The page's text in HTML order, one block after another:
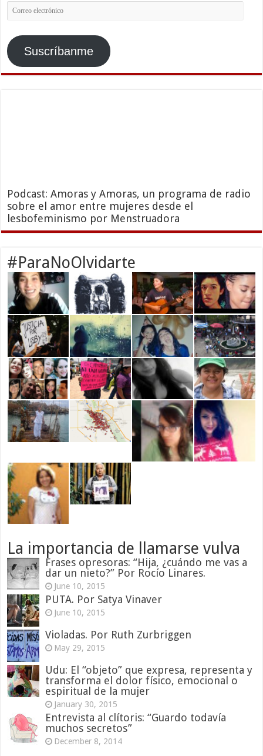
Correo
electrónico
Suscríbanme
Podcast: Amoras y Amoras, un programa de radio
sobre el amor entre mujeres desde el
lesbofeminismo por Menstruadora
#ParaNoOlvidarte
La importancia de llamarse vulva
Frases opresoras: “Hija, ¿cuándo me vas a
dar un nieto?” Por Rocío Linares.
June 10, 2015
PUTA. Por Satya Vinaver
June 10, 2015
Violadas. Por Ruth Zurbriggen
May 29, 2015
Udu: El “objeto” que expresa, representa y
transforma el dolor físico, emocional o
espiritual de la mujer
January 30, 2015
Entrevista al clítoris: “Guardo todavía
muchos secretos”
December 8, 2014